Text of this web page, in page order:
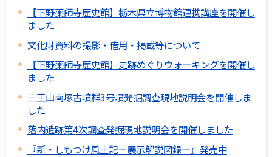
【下野薬師寺歴史館】栃木県立博物館連携講座を開催し
ました
文化財資料の撮影・借用・掲載等について
【下野薬師寺歴史館】史跡めぐりウォーキングを開催し
ました
三王山南塚古墳群3号墳発掘調査現地説明会を開催しま
した
落内遺跡第4次調査発掘現地説明会を開催しました
『新・しもつけ風土記ー展示解説図録ー』発売中